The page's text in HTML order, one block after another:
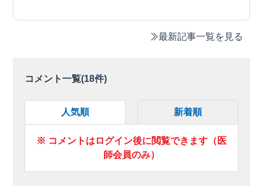
最新記事一覧を見る
コメント一覧(18件)
人気順 新着順
※ コメントはログイン後に閲覧できます（医
師会員のみ）